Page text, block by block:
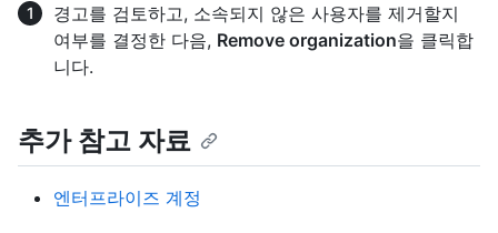
경고를 검토하고, 소속되지 않은 사용자를 제거할지
여부를 결정한 다음, Remove organization을 클릭합
니다.
추가 참고 자료
엔터프라이즈 계정